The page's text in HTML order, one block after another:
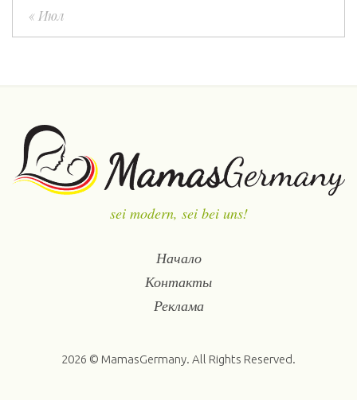
« Июл
sei modern, sei bei uns!
Начало
Контакты
Реклама
2026 © MamasGermany. All Rights Reserved.